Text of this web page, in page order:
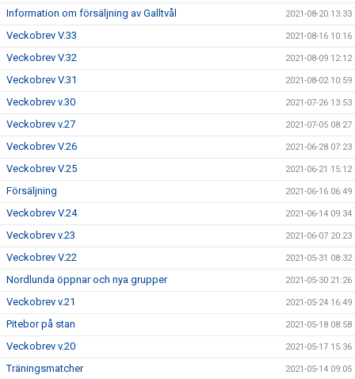
Information om försäljning av Galltvål 2021-08-20 13:33
Veckobrev V.33 2021-08-16 10:16
Veckobrev V.32 2021-08-09 12:12
Veckobrev V.31 2021-08-02 10:59
Veckobrev v.30 2021-07-26 13:53
Veckobrev v.27 2021-07-05 08:27
Veckobrev V.26 2021-06-28 07:23
Veckobrev V.25 2021-06-21 15:12
Försäljning 2021-06-16 06:49
Veckobrev V.24 2021-06-14 09:34
Veckobrev v.23 2021-06-07 20:23
Veckobrev V.22 2021-05-31 08:32
Nordlunda öppnar och nya grupper 2021-05-30 21:26
Veckobrev v.21 2021-05-24 16:49
Pitebor på stan 2021-05-18 08:58
Veckobrev v.20 2021-05-17 15:36
Träningsmatcher 2021-05-14 09:05